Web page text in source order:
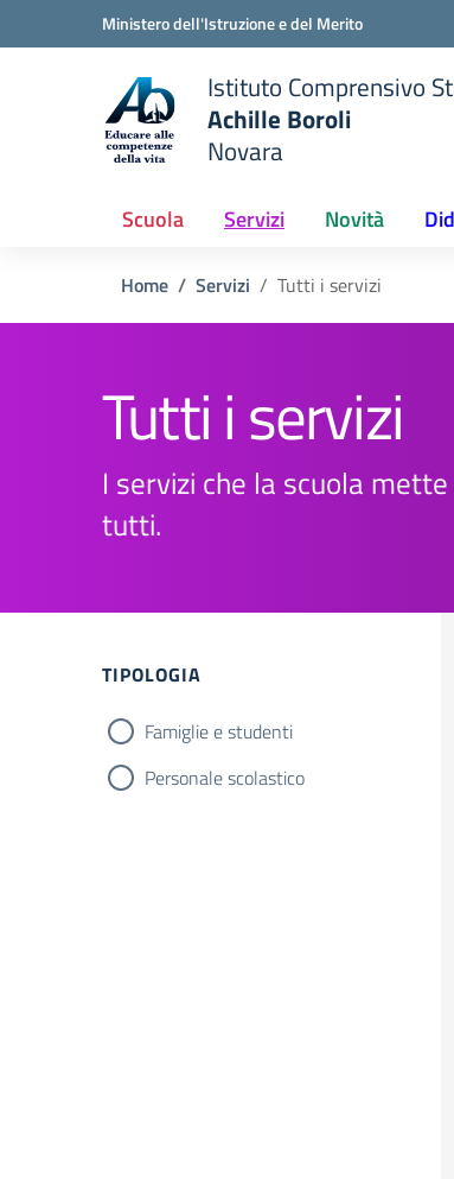
Vai ai contenuti
Vai al menu di navigazioneMinistero dell'Istruzione e del Merito
Istituto Comprensivo
Achille Boroli
Novara
Scuola Servizi Novità
Home Servizi Tutti i servizi
Tutti i servizi
I servizi che la scuola
tutti.
TIPOLOGIA
Famiglie e studenti
Personale scolastico